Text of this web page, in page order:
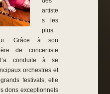
artiste
s les
plus
Grâce à son
de concertiste
conduite à se
orchestres et
festivals, elle
dons exceptionnels